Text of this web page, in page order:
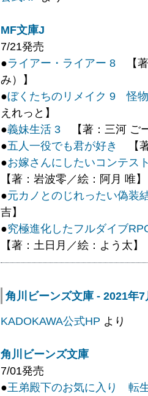
MF文庫J
7/21発売
●ライアー・ライアー 8 【著
み）】
●ぼくたちのリメイク 9 怪
えれっと】
●義妹生活 3 【著：三河 ご
●五人一役でも君が好き
【
●お嫁さんにしたいコンテス
【著：岩波零／絵：阿月 唯】
●元カノとのじれったい偽装
吉】
●究極進化したフルダイブ
【著：土日月／絵：よう太】
角川ビーンズ文庫 - 2021年7
KADOKAWA公式HP より
角川ビーンズ文庫
7/01発売
●王弟殿下のお気に入り 転